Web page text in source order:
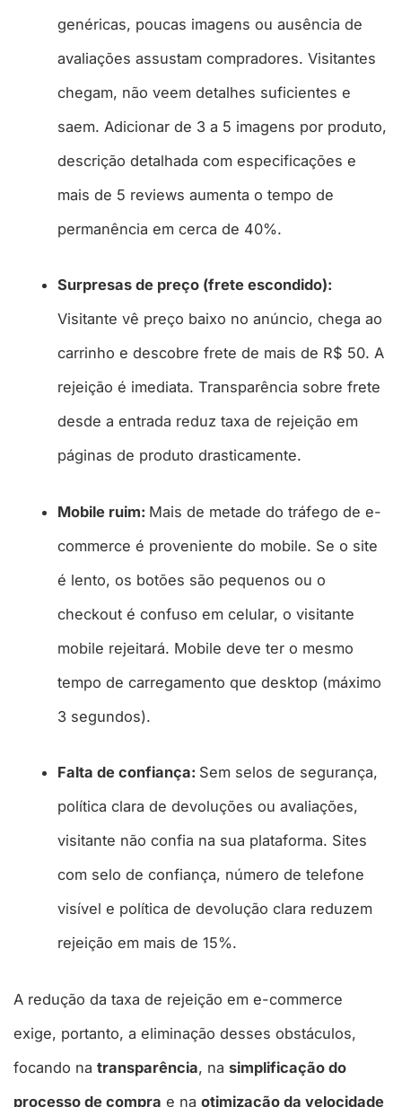
genéricas, poucas imagens ou ausência de
avaliações assustam compradores. Visitantes
chegam, não veem detalhes suficientes e
saem. Adicionar de 3 a 5 imagens por produto,
descrição detalhada com especificações e
mais de 5 reviews aumenta o tempo de
permanência em cerca de 40%.​
Surpresas de preço (frete escondido):
Visitante vê preço baixo no anúncio, chega ao
carrinho e descobre frete de mais de R$ 50. A
rejeição é imediata. Transparência sobre frete
desde a entrada reduz taxa de rejeição em
páginas de produto drasticamente.​
Mobile ruim: Mais de metade do tráfego de e-
commerce é proveniente do mobile. Se o site
é lento, os botões são pequenos ou o
checkout é confuso em celular, o visitante
mobile rejeitará. Mobile deve ter o mesmo
tempo de carregamento que desktop (máximo
3 segundos).​
Falta de confiança: Sem selos de segurança,
política clara de devoluções ou avaliações,
visitante não confia na sua plataforma. Sites
com selo de confiança, número de telefone
visível e política de devolução clara reduzem
rejeição em mais de 15%.​
A redução da taxa de rejeição em e-commerce
exige, portanto, a eliminação desses obstáculos,
focando na transparência, na simplificação do
processo de compra e na otimização da velocidade